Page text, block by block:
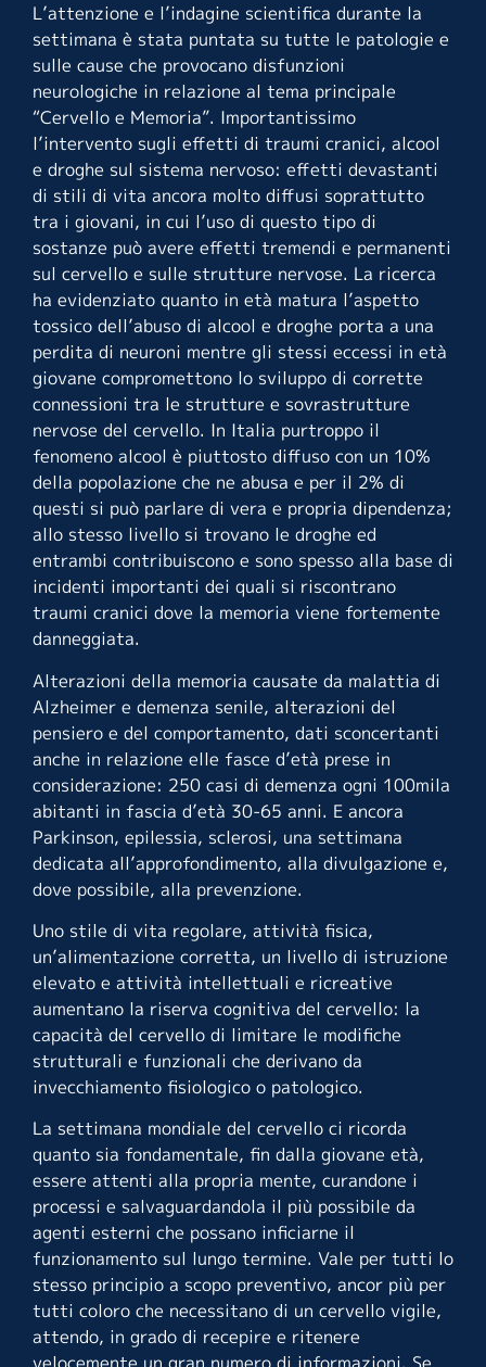
L’attenzione e l’indagine scientifica durante la
settimana è stata puntata su tutte le patologie e
sulle cause che provocano disfunzioni
neurologiche in relazione al tema principale
“Cervello e Memoria”. Importantissimo
l’intervento sugli effetti di traumi cranici, alcool
e droghe sul sistema nervoso: effetti devastanti
di stili di vita ancora molto diffusi soprattutto
tra i giovani, in cui l’uso di questo tipo di
sostanze può avere effetti tremendi e permanenti
sul cervello e sulle strutture nervose. La ricerca
ha evidenziato quanto in età matura l’aspetto
tossico dell’abuso di alcool e droghe porta a una
perdita di neuroni mentre gli stessi eccessi in età
giovane compromettono lo sviluppo di corrette
connessioni tra le strutture e sovrastrutture
nervose del cervello. In Italia purtroppo il
fenomeno alcool è piuttosto diffuso con un 10%
della popolazione che ne abusa e per il 2% di
questi si può parlare di vera e propria dipendenza;
allo stesso livello si trovano le droghe ed
entrambi contribuiscono e sono spesso alla base di
incidenti importanti dei quali si riscontrano
traumi cranici dove la memoria viene fortemente
danneggiata.
Alterazioni della memoria causate da malattia di
Alzheimer e demenza senile, alterazioni del
pensiero e del comportamento, dati sconcertanti
anche in relazione elle fasce d’età prese in
considerazione: 250 casi di demenza ogni 100mila
abitanti in fascia d’età 30-65 anni. E ancora
Parkinson, epilessia, sclerosi, una settimana
dedicata all’approfondimento, alla divulgazione e,
dove possibile, alla prevenzione.
Uno stile di vita regolare, attività fisica,
un’alimentazione corretta, un livello di istruzione
elevato e attività intellettuali e ricreative
aumentano la riserva cognitiva del cervello: la
capacità del cervello di limitare le modifiche
strutturali e funzionali che derivano da
invecchiamento fisiologico o patologico.
La settimana mondiale del cervello ci ricorda
quanto sia fondamentale, fin dalla giovane età,
essere attenti alla propria mente, curandone i
processi e salvaguardandola il più possibile da
agenti esterni che possano inficiarne il
funzionamento sul lungo termine. Vale per tutti lo
stesso principio a scopo preventivo, ancor più per
tutti coloro che necessitano di un cervello vigile,
attendo, in grado di recepire e ritenere